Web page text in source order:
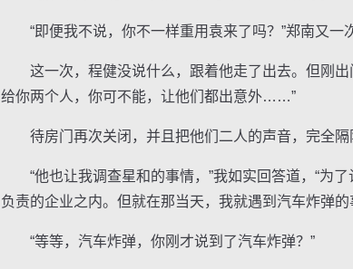
“即便我不说，你不一样重用袁来了吗？”郑南又一
这一次，程健没说什么，跟着他走了出去。但刚出
给你两个人，你可不能，让他们都出意外……”
待房门再次关闭，并且把他们二人的声音，完全隔
“他也让我调查星和的事情，”我如实回答道，“为了
负责的企业之内。但就在那当天，我就遇到汽车炸弹
“等等，汽车炸弹，你刚才说到了汽车炸弹？”